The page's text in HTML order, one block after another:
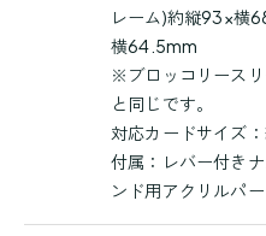
レーム)約縦93×横
横64.5mm
※ブロッコリースリ
と同じです。
対応カードサイズ
付属：レバー付き
ンド用アクリルパ